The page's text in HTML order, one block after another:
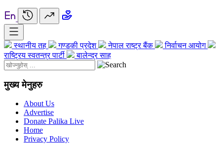
स्थानीय तह गण्डकी प्रदेश नेपाल राष्ट्र बैंक
निर्वाचन आयोग
राष्ट्रिय स्वतन्त्र पार्टी
बालेन्द्र साह
मुख्य मेनुहरु
About Us
Advertise
Donate Palika Live
Home
Privacy Policy